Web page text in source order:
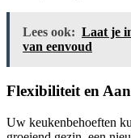
Lees ook: Laat je
van eenvoud
Flexibiliteit en
Uw keukenbehoeften